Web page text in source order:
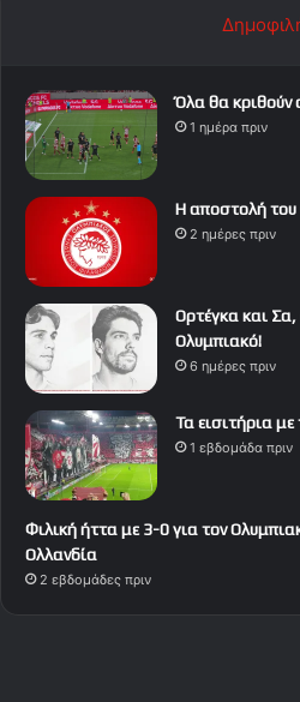
Όλα θα κριθούν
1 ημέρα πριν
Η αποστολή του
2 ημέρες πριν
Ορτέγκα και Σα,
Ολυμπιακό!
6 ημέρες πριν
Τα εισιτήρια με
1 εβδομάδα πριν
Φιλική ήττα με 3-0 για τον
Ολλανδία
2 εβδομάδες πριν